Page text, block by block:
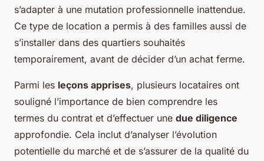
s’adapter à une mutation professionnelle inattendue.
Ce type de location a permis à des familles aussi de
s’installer dans des quartiers souhaités
temporairement, avant de décider d’un achat ferme.
Parmi les leçons apprises, plusieurs locataires ont
souligné l’importance de bien comprendre les
termes du contrat et d’effectuer une due diligence
approfondie. Cela inclut d’analyser l’évolution
potentielle du marché et de s’assurer de la qualité du